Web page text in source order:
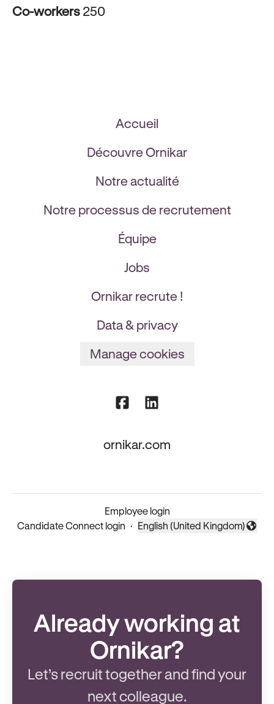
Co-workers 250
Accueil
Découvre Ornikar
Notre actualité
Notre processus de recrutement
Équipe
Jobs
Ornikar recrute !
Data & privacy
Manage cookies
ornikar.com
Employee login
Candidate Connect login ·
Change language
English (United Kingdom)
Already working at
Ornikar?
Let’s recruit together and find your
next colleague.